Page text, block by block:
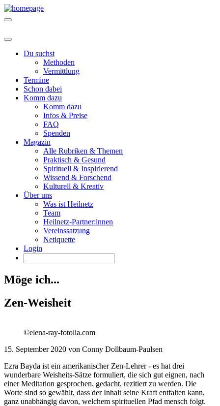
Du suchst
Methoden
Vermittlung
Termine
Schon dabei
Komm dazu
Komm dazu
Infos & Preise
FAQ
Spenden
Magazin
Alle Rubriken & Themen
Praktisch & Gesund
Spirituell & Inspirierend
Wissend & Forschend
Kulturell & Kreativ
Über uns
Was ist Heilnetz
Team
Heilnetz-Partner:innen
Vereinssatzung
Netiquette
Login
Möge ich...
Zen-Weisheit
©elena-ray-fotolia.com
15. September 2020 von Conny Dollbaum-Paulsen
Ezra Bayda ist ein amerikanischer Zen-Lehrer - es hat drei
wunderbare Weisheits-Sätze formuliert, die sich gut eignen, nach
einer Meditation gesprochen, gedacht, rezitiert zu werden. Die
Worte sind so gewählt, dass der Inhalt seine Kraft entfalten kann,
ganz unabhängig davon, welchem spirituellen Pfad mensch folgt.